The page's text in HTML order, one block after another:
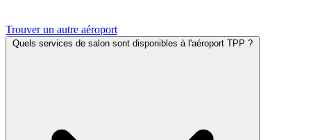
Trouver un autre aéroport
Quels services de salon sont disponibles à l'aéroport TPP ?